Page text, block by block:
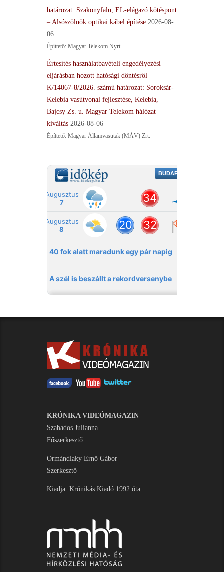
határozat: Szakonyfalu, EL-elágazó kötéspont
– Alsószölnök optikai kábel építése 2026-08-
06
Építtető: Magyar Telekom Nyrt.
Értesítés használatbavételi engedélyezési
eljárásban hozott hatósági döntésről –
K/14067-8/2026. számú határozat: Soroksár-
Kelebia vasútvonal fejlesztése, Kelebia,
Bajcsy Zs. u. Magyar Telekom hálózat
kiváltás 2026-08-06
Építtető: Magyar Államvasutak (MÁV) Zrt.
KRÓNIKA VIDEÓMAGAZIN
Szabados Julianna
Főszerkesztő
Ormándlaky Ernő Gábor
Szerkesztő
Kiadja: Krónikás Kiadó 1992 óta.